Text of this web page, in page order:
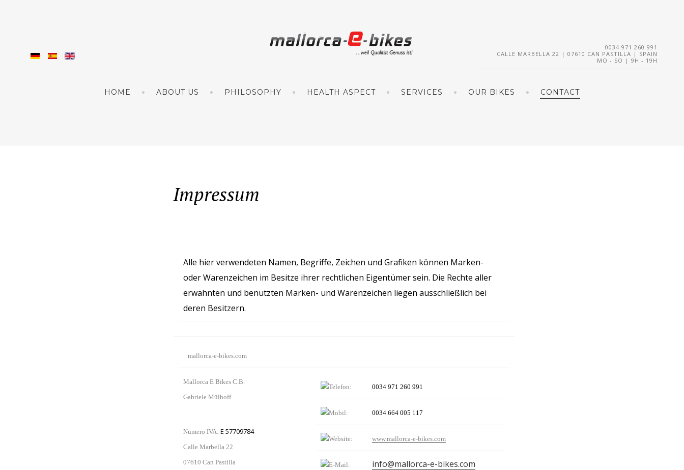
0034 971 260 991
CALLE MARBELLA 22 | 07610 CAN PASTILLA | SPAIN
MO - SO | 9H - 19H
HOME ABOUT US PHILOSOPHY HEALTH ASPECT SERVICES OUR BIKES CONTACT
Impressum
Alle hier verwendeten Namen, Begriffe, Zeichen und Grafiken können Marken-
oder Warenzeichen im Besitze ihrer rechtlichen Eigentümer sein. Die Rechte aller
erwähnten und benutzten Marken- und Warenzeichen liegen ausschließlich bei
deren Besitzern.
mallorca-e-bikes.com
Mallorca E Bikes C.B.
Gabriele Mülhoff
Numero IVA: E 57709784
Calle Marbella 22
07610 Can Pastilla
0034 971 260 991
0034 664 005 117
www.mallorca-e-bikes.com
info@mallorca-e-bikes.com